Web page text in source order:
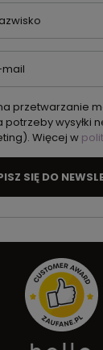
przetwarzanie
wysyłki
Więcej w
SIĘ DO